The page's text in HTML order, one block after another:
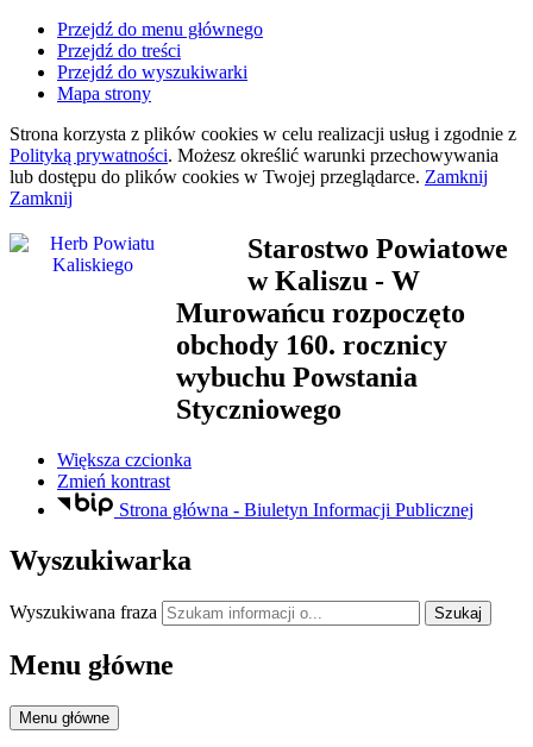
Przejdź do menu głównego
Przejdź do treści
Przejdź do wyszukiwarki
Mapa strony
Strona korzysta z plików cookies w celu realizacji usług i zgodnie z
Polityką prywatności. Możesz określić warunki przechowywania
lub dostępu do plików cookies w Twojej przeglądarce. Zamknij
Zamknij
Starostwo Powiatowe
w Kaliszu - W
Murowańcu rozpoczęto
obchody 160. rocznicy
wybuchu Powstania
Styczniowego
Większa czcionka
Zmień kontrast
Strona główna - Biuletyn Informacji Publicznej
Wyszukiwarka
Wyszukiwana fraza Szukaj
Menu główne
Menu główne